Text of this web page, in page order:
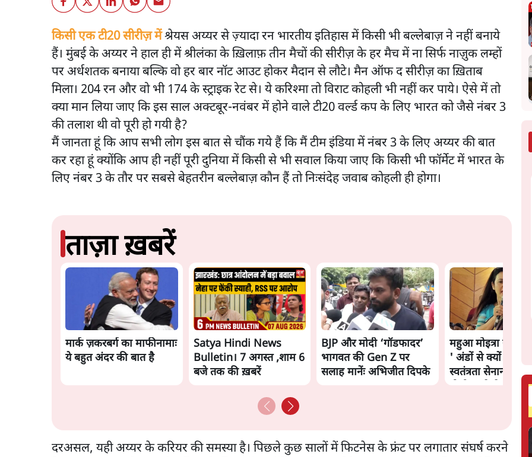
किसी एक टी20 सीरीज़ मेंश्रेयस अय्यर से ज़्यादा रन भारतीय इतिहास में किसी भी बल्लेबाज़ ने नहीं बनाये
हैं। मुंबई के अय्यर ने हाल ही में श्रीलंका के ख़िलाफ़ तीन मैचों की सीरीज़ के हर मैच में ना सिर्फ नाज़ुक लम्हों
पर अर्धशतक बनाया बल्कि वो हर बार नॉट आउट होकर मैदान से लौटे। मैन ऑफ द सीरीज़ का ख़िताब
मिला। 204 रन और वो भी 174 के स्ट्राइक रेट से। ये करिश्मा तो विराट कोहली भी नहीं कर पाये। ऐसे में तो
क्या मान लिया जाए कि इस साल अक्टबूर-नवंबर में होने वाले टी20 वर्ल्ड कप के लिए भारत को जैसे नंबर 3
की तलाश थी वो पूरी हो गयी है?
मैं जानता हूं कि आप सभी लोग इस बात से चौंक गये हैं कि मैं टीम इंडिया में नंबर 3 के लिए अय्यर की बात
कर रहा हूं क्योंकि आप ही नहीं पूरी दुनिया में किसी से भी सवाल किया जाए कि किसी भी फॉर्मेट में भारत के
लिए नंबर 3 के तौर पर सबसे बेहतरीन बल्लेबाज़ कौन हैं तो निःसंदेह जवाब कोहली ही होगा।
ताज़ा ख़बरें
मार्क ज़करबर्ग का माफीनामाः
ये बहुत अंदर की बात है
Satya Hindi News
Bulletin। 7 अगस्त ,शाम 6
बजे तक की ख़बरें
BJP और मोदी ‘गॉडफादर’
भागवत की Gen Z पर
सलाह मानेंः अभिजीत दिपके
महुआ मोइत्रा से SC
' अंडों से क्यों डरती हैं?
स्वतंत्रता सेनानी सीने
दरअसल, यही अय्यर के करियर की समस्या है। पिछले कुछ सालों में फिटनेस के फ्रंट पर लगातार संघर्ष करने